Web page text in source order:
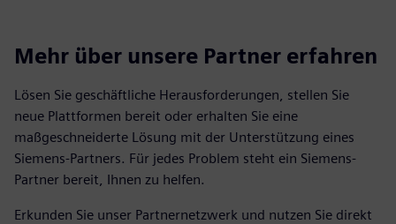
Mehr über unsere Partner erfahren
Lösen Sie geschäftliche Herausforderungen, stellen Sie
neue Plattformen bereit oder erhalten Sie eine
maßgeschneiderte Lösung mit der Unterstützung eines
Siemens-Partners. Für jedes Problem steht ein Siemens-
Partner bereit, Ihnen zu helfen.
Erkunden Sie unser Partnernetzwerk und nutzen Sie direkt